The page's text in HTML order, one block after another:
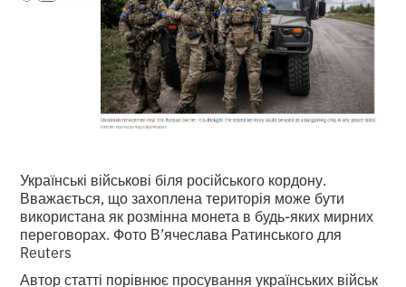
Українські військові біля російського кордону.
Вважається, що захоплена територія може бути
використана як розмінна монета в будь-яких мирних
переговорах. Фото В’ячеслава Ратинського для
Reuters
Автор статті порівнює просування українських військ